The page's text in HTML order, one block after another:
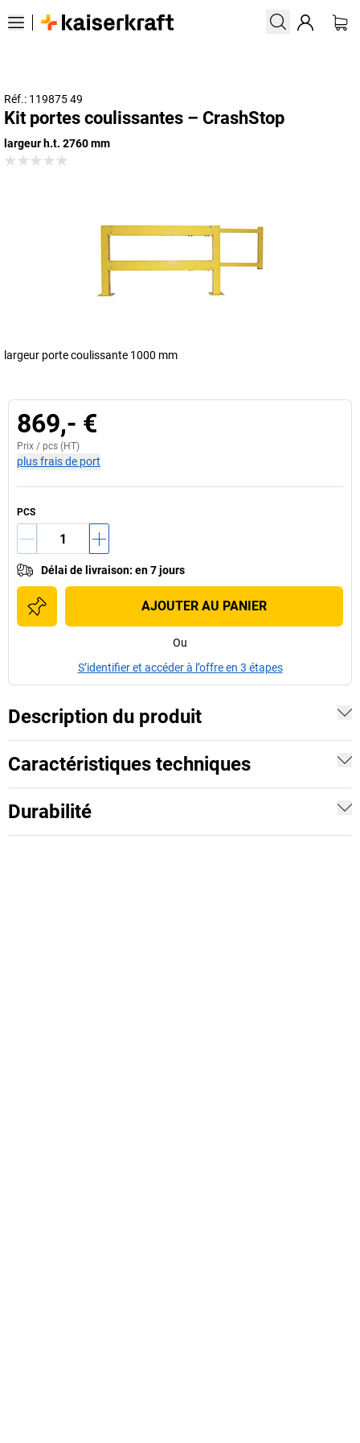
Réf.: 119875 49
Kit portes coulissantes – CrashStop
largeur h.t. 2760 mm
largeur porte coulissante 1000 mm
869,- €
Prix / pcs (HT)
plus frais de port
PCS
Délai de livraison: en 7 jours
AJOUTER AU PANIER
Ou
S’identifier et accéder à l’offre en 3 étapes
Description du produit
Caractéristiques techniques
Durabilité